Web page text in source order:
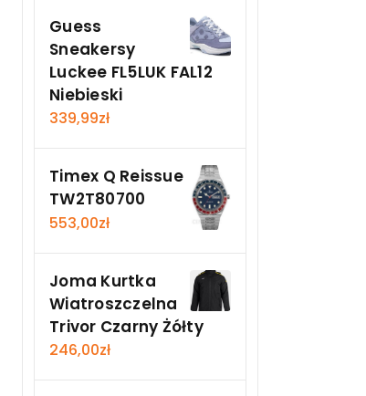
Guess
Sneakersy
Luckee FL5LUK FAL12
Niebieski
339,99zł
Timex Q Reissue
TW2T80700
553,00zł
Joma Kurtka
Wiatroszczelna
Trivor Czarny Żółty
246,00zł